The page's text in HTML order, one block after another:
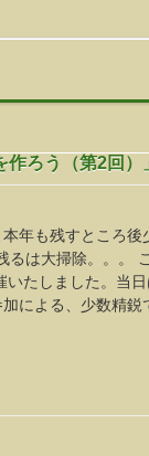
年も残すところ後
るは大掃除。。。
たしました。当
による、少数精鋭